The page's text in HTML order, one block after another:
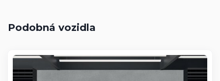
Podobná vozidla